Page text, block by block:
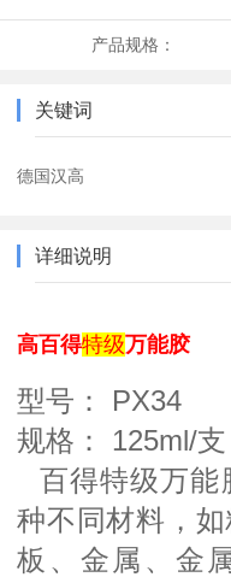
产品规格：
关键词
德国汉高
详细说明
高百得特级万能胶
型号： PX34
规格： 125ml/支
百得特级万能
种不同材料，
板、金属、金